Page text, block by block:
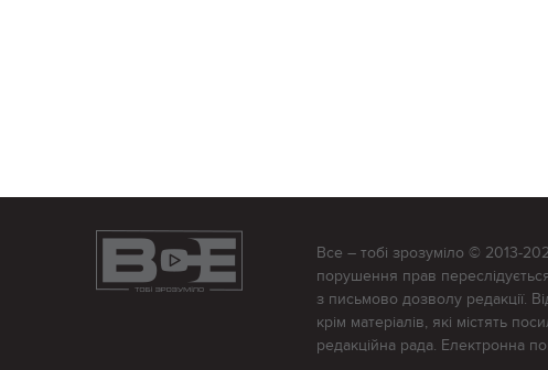
Все – тобі зрозуміло © 2013-
порушення прав
з письмово дозволу редакції.
крім матеріалів, які містять
редакційна рада. Електронна